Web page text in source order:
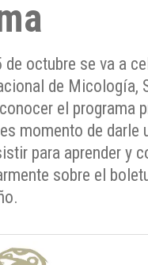
octubre se va a
de Micología,
el programa
momento de darle
para aprender y
sobre el